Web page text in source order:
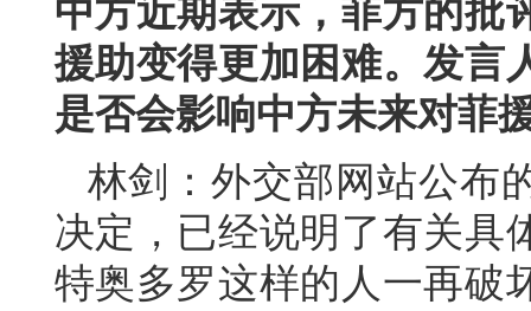
中方近期表示，菲方的批
援助变得更加困难。发言
是否会影响中方未来对菲
林剑：外交部网站公布
决定，已经说明了有关具
特奥多罗这样的人一再破